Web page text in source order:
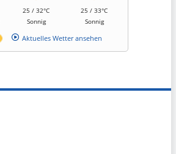
25 / 32°C
Sonnig
25 / 33°C
Sonnig
Aktuelles Wetter ansehen